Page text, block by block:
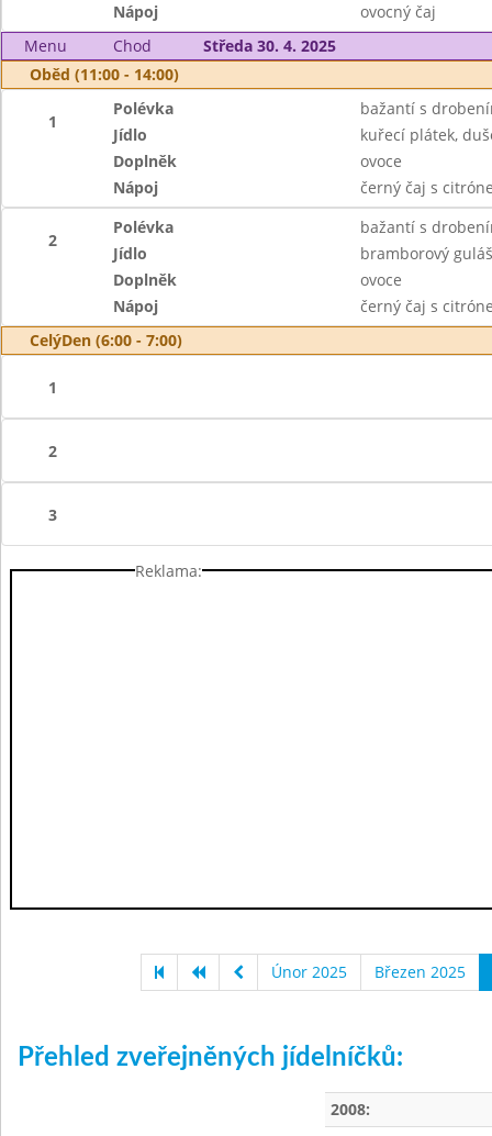
Nápoj
ovocný čaj
Menu
Chod
Středa 30. 4. 2025
Oběd (11:00 - 14:00)
1
Polévka
bažantí s
Jídlo
kuřecí plátek,
Doplněk
ovoce
Nápoj
černý čaj s
2
Polévka
bažantí s
Jídlo
bramborový
Doplněk
ovoce
Nápoj
černý čaj s
CelýDen (6:00 - 7:00)
1
2
3
Reklama:
Únor 2025 Březen 2025
Přehled zveřejněných jídelníčků:
2008: